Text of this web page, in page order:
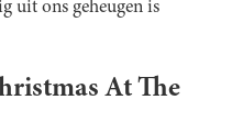
uit ons geheugen is
At The